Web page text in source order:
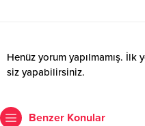
Henüz yorum yapılmamış. İlk
siz yapabilirsiniz.
Benzer Konular